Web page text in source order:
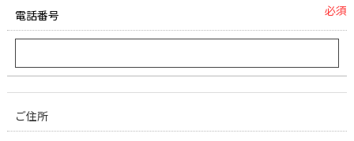
電話番号 必須
ご住所